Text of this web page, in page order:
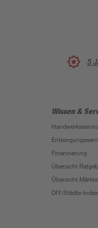
5
Wissen &
Finanzierung
Übersicht
Übersicht Märkte
DIY-Städte-